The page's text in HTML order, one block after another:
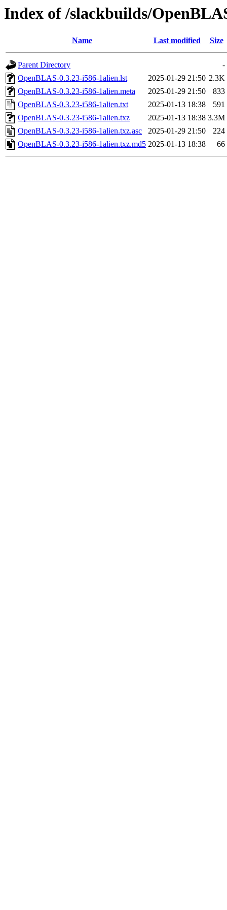
Index of /slackbuilds/
Name Last modified Size
Parent Directory
-
OpenBLAS-0.3.23-i586-1alien.lst
2025-01-29 21:50 2.3K
OpenBLAS-0.3.23-i586-1alien.meta
2025-01-29 21:50
833
OpenBLAS-0.3.23-i586-1alien.txt
2025-01-13 18:38
591
OpenBLAS-0.3.23-i586-1alien.txz
2025-01-13 18:38 3.3M
OpenBLAS-0.3.23-i586-1alien.txz.asc
2025-01-29 21:50
224
OpenBLAS-0.3.23-i586-1alien.txz.md5 2025-01-13 18:38 66